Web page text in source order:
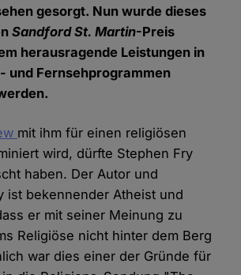
gesorgt. Nun wurde dieses
Sandford St. Martin-Preis
herausragende Leistungen in
und Fernsehprogrammen
mit ihm für einen religiösen
wird, dürfte Stephen Fry
haben. Der Autor und
ist bekennender Atheist und
er mit seiner Meinung zu
Religiöse nicht hinter dem Berg
war dies einer der Gründe für